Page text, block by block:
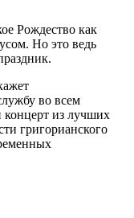
Рождество как
Но это ведь
во всем
из лучших
григорианского